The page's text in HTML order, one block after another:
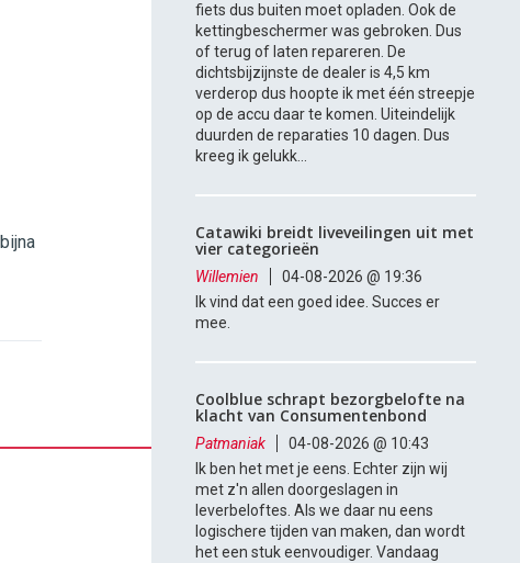
fiets dus buiten moet opladen. Ook de
kettingbeschermer was gebroken. Dus
of terug of laten repareren. De
dichtsbijzijnste de dealer is 4,5 km
verderop dus hoopte ik met één streepje
op de accu daar te komen. Uiteindelijk
duurden de reparaties 10 dagen. Dus
kreeg ik gelukk...
Catawiki breidt liveveilingen uit met
vier categorieën
Willemien
04-08-2026 @ 19:36
Ik vind dat een goed idee. Succes er
mee.
Coolblue schrapt bezorgbelofte na
klacht van Consumentenbond
Patmaniak
04-08-2026 @ 10:43
Ik ben het met je eens. Echter zijn wij
met z'n allen doorgeslagen in
leverbeloftes. Als we daar nu eens
logischere tijden van maken, dan wordt
het een stuk eenvoudiger. Vandaag